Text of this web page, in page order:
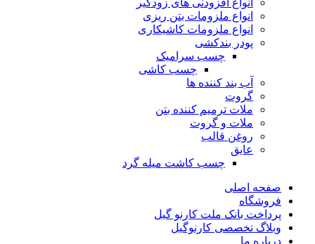
انواع افزودنی های زودگیر
انواع ملزومات بتن ریزی
انواع ملزومات کاشیکاری
پودر بندکشی
چسب سرامیک
چسب کاشی
آب بند کننده ها
گروت
ملات ترمیم کننده بتن
ملات و گروت
روغن قالب
عایق
چسب کاشت میله گرد
صفحه اصلی
فروشگاه
پرداخت بانک ملت کارنو گیل
وبلاگ تخصصی کارنوگیل
درباره ما